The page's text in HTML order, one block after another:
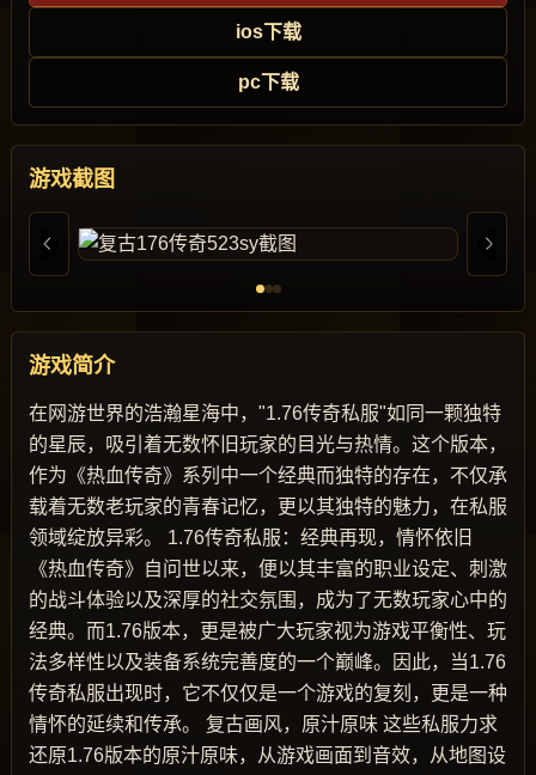
ios下载
pc下载
游戏截图
游戏简介
在网游世界的浩瀚星海中，"1.76传奇私服"如同一颗独特
的星辰，吸引着无数怀旧玩家的目光与热情。这个版本，
作为《热血传奇》系列中一个经典而独特的存在，不仅承
载着无数老玩家的青春记忆，更以其独特的魅力，在私服
领域绽放异彩。 1.76传奇私服：经典再现，情怀依旧
《热血传奇》自问世以来，便以其丰富的职业设定、刺激
的战斗体验以及深厚的社交氛围，成为了无数玩家心中的
经典。而1.76版本，更是被广大玩家视为游戏平衡性、玩
法多样性以及装备系统完善度的一个巅峰。因此，当1.76
传奇私服出现时，它不仅仅是一个游戏的复刻，更是一种
情怀的延续和传承。 复古画风，原汁原味 这些私服力求
还原1.76版本的原汁原味，从游戏画面到音效，从地图设